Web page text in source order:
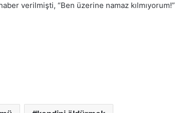
verilmişti, “Ben üzerine namaz kılmıyorum!”